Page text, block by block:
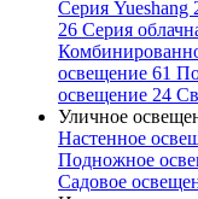
Серия Yueshang
26 Серия
освещение 61
освещение 24
Уличное
Настенное
Подножное
Садовое